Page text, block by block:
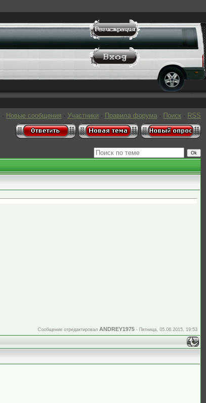
· Новые сообщения · Участники · Правила форума · Поиск · RSS
Сообщение отредактировал ANDREY1975 - Пятница, 05.06.2015, 19:53